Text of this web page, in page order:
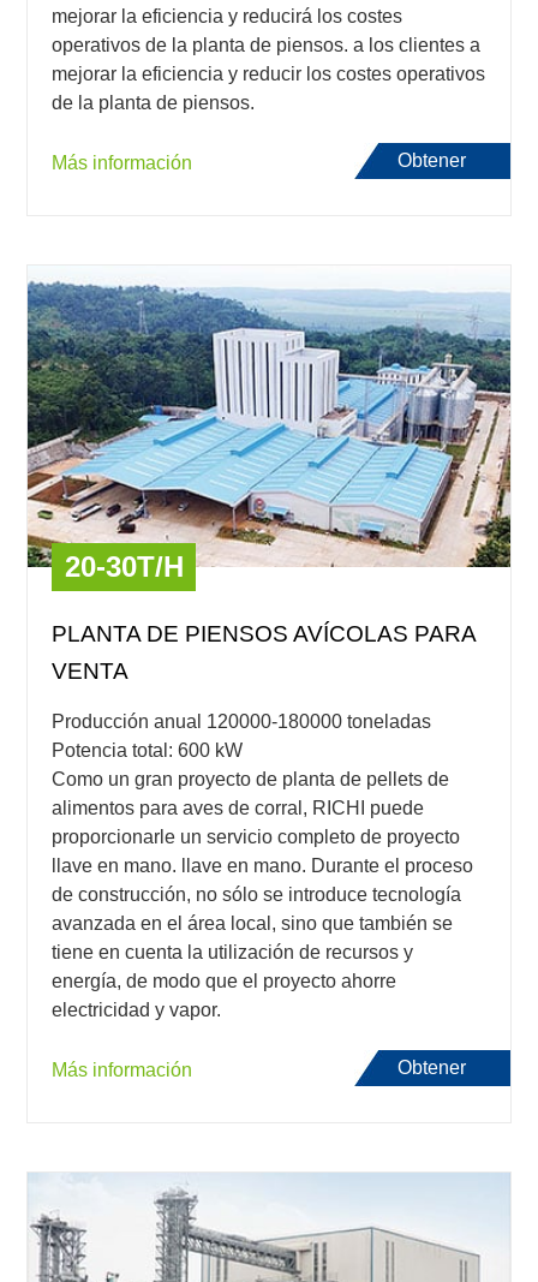
mejorar la eficiencia y reducirá los costes
operativos de la planta de piensos. a los clientes a
mejorar la eficiencia y reducir los costes operativos
de la planta de piensos.
Más información
Obtener
20-30T/H
PLANTA DE PIENSOS AVÍCOLAS PARA
VENTA
Producción anual 120000-180000 toneladas
Potencia total: 600 kW
Como un gran proyecto de planta de pellets de
alimentos para aves de corral, RICHI puede
proporcionarle un servicio completo de proyecto
llave en mano. llave en mano. Durante el proceso
de construcción, no sólo se introduce tecnología
avanzada en el área local, sino que también se
tiene en cuenta la utilización de recursos y
energía, de modo que el proyecto ahorre
electricidad y vapor.
Más información
Obtener